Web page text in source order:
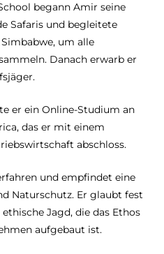
begann Amir seine
Safaris und begleitete
um alle
Danach erwarb er
er ein Online-Studium an
das er mit einem
abschloss.
und empfindet eine
Naturschutz. Er glaubt fest
Jagd, die das Ethos
aufgebaut ist.